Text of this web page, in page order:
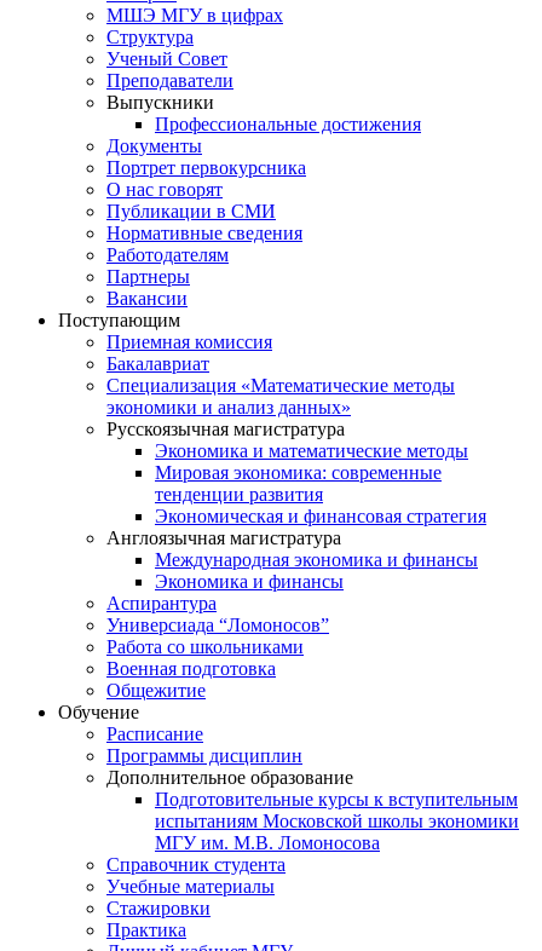
МШЭ МГУ в цифрах
Структура
Ученый Совет
Преподаватели
Выпускники
Профессиональные достижения
Документы
Портрет первокурсника
О нас говорят
Публикации в СМИ
Нормативные сведения
Работодателям
Партнеры
Вакансии
Поступающим
Приемная комиссия
Бакалавриат
Специализация «Математические методы
экономики и анализ данных»
Русскоязычная магистратура
Экономика и математические методы
Мировая экономика: современные
тенденции развития
Экономическая и финансовая стратегия
Англоязычная магистратура
Международная экономика и финансы
Экономика и финансы
Аспирантура
Универсиада “Ломоносов”
Работа со школьниками
Военная подготовка
Общежитие
Обучение
Расписание
Программы дисциплин
Дополнительное образование
Подготовительные курсы к вступительным
испытаниям Московской школы экономики
МГУ им. М.В. Ломоносова
Справочник студента
Учебные материалы
Стажировки
Практика